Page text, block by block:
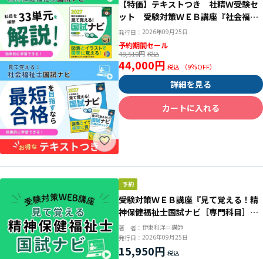
【特価】テキストつき 社精Ｗ受験セ
ット 受験対策ＷＥＢ講座『社会福祉
士＆精神保健福祉士国試ナビ２０２
７』
発行日： 2026年09月25日
予約期間セール
48,510円
44,000円 （9％OFF）
詳細を見る
カートに入れる
受験対策ＷＥＢ講座『見て覚える！精
神保健福祉士国試ナビ［専門科目］２
０２７』
著 者： 伊東利洋＝講師
発行日： 2026年09月25日
15,950円